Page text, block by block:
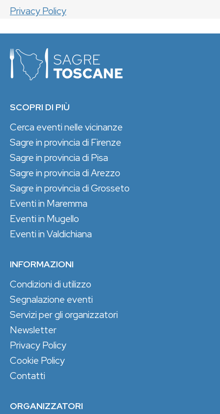
Privacy Policy
SCOPRI DI PIÙ
Cerca eventi nelle vicinanze
Sagre in provincia di Firenze
Sagre in provincia di Pisa
Sagre in provincia di Arezzo
Sagre in provincia di Grosseto
Eventi in Maremma
Eventi in Mugello
Eventi in Valdichiana
INFORMAZIONI
Condizioni di utilizzo
Segnalazione eventi
Servizi per gli organizzatori
Newsletter
Privacy Policy
Cookie Policy
Contatti
ORGANIZZATORI